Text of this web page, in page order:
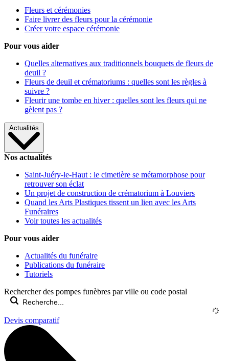
Fleurs et cérémonies
Faire livrer des fleurs pour la cérémonie
Créer votre espace cérémonie
Pour vous aider
Quelles alternatives aux traditionnels bouquets de fleurs de
deuil ?
Fleurs de deuil et crématoriums : quelles sont les règles à
suivre ?
Fleurir une tombe en hiver : quelles sont les fleurs qui ne
gèlent pas ?
Actualités
Nos actualités
Saint-Juéry-le-Haut : le cimetière se métamorphose pour
retrouver son éclat
Un projet de construction de crématorium à Louviers
Quand les Arts Plastiques tissent un lien avec les Arts
Funéraires
Voir toutes les actualités
Pour vous aider
Actualités du funéraire
Publications du funéraire
Tutoriels
Rechercher des pompes funèbres par ville ou code postal
Devis comparatif